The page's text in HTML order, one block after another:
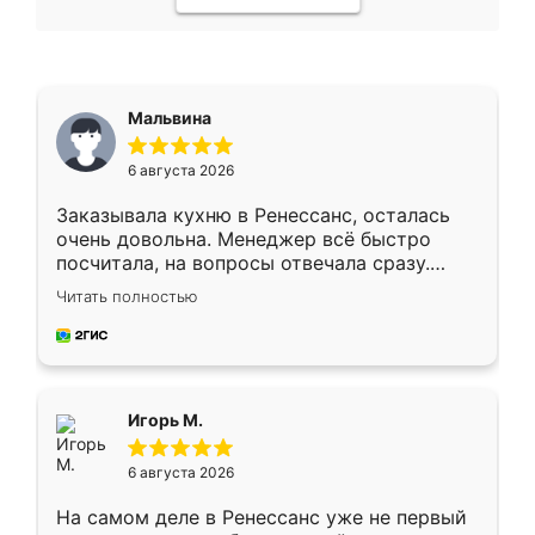
Мальвина
6 августа 2026
Заказывала кухню в Ренессанс, осталась
очень довольна. Менеджер всё быстро
посчитала, на вопросы отвечала сразу.
Замерщик приехал в субботу, подошёл к
делу со всей ответственностью. Собрали
за день, ребята работали аккуратно, даже
Читать полностью
Игорь М.
6 августа 2026
На самом деле в Ренессанс уже не первый